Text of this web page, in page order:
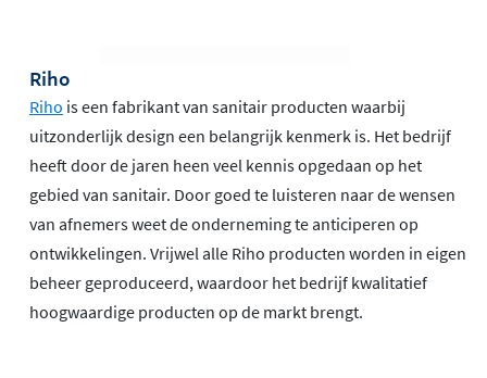
Riho
Riho is een fabrikant van sanitair producten waarbij
uitzonderlijk design een belangrijk kenmerk is. Het bedrijf
heeft door de jaren heen veel kennis opgedaan op het
gebied van sanitair. Door goed te luisteren naar de wensen
van afnemers weet de onderneming te anticiperen op
ontwikkelingen. Vrijwel alle Riho producten worden in eigen
beheer geproduceerd, waardoor het bedrijf kwalitatief
hoogwaardige producten op de markt brengt.